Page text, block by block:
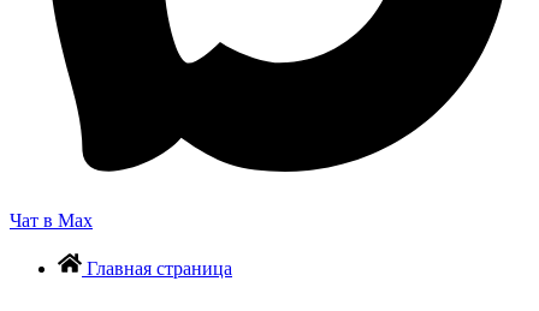
Чат в Max
Главная страница